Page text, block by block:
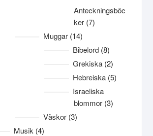
Anteckningsböc
ker 77
Muggar 1414
produkter
Bibelord 88
produkter
Grekiska 22
produkter
Hebreiska 55
Israeliska
blommor 33
Väskor 33
Musik 44